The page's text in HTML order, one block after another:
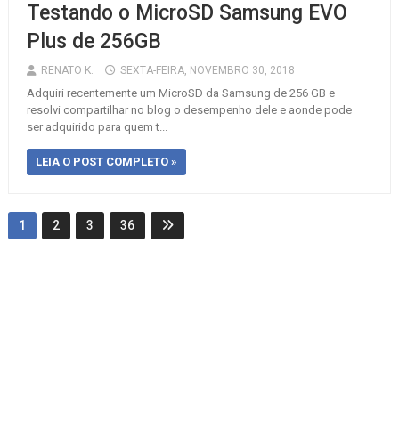
Testando o MicroSD Samsung EVO
Plus de 256GB
RENATO K. SEXTA-FEIRA, NOVEMBRO 30, 2018
Adquiri recentemente um MicroSD da Samsung de 256 GB e
resolvi compartilhar no blog o desempenho dele e aonde pode
ser adquirido para quem t...
LEIA O POST COMPLETO »
1 2 3 36